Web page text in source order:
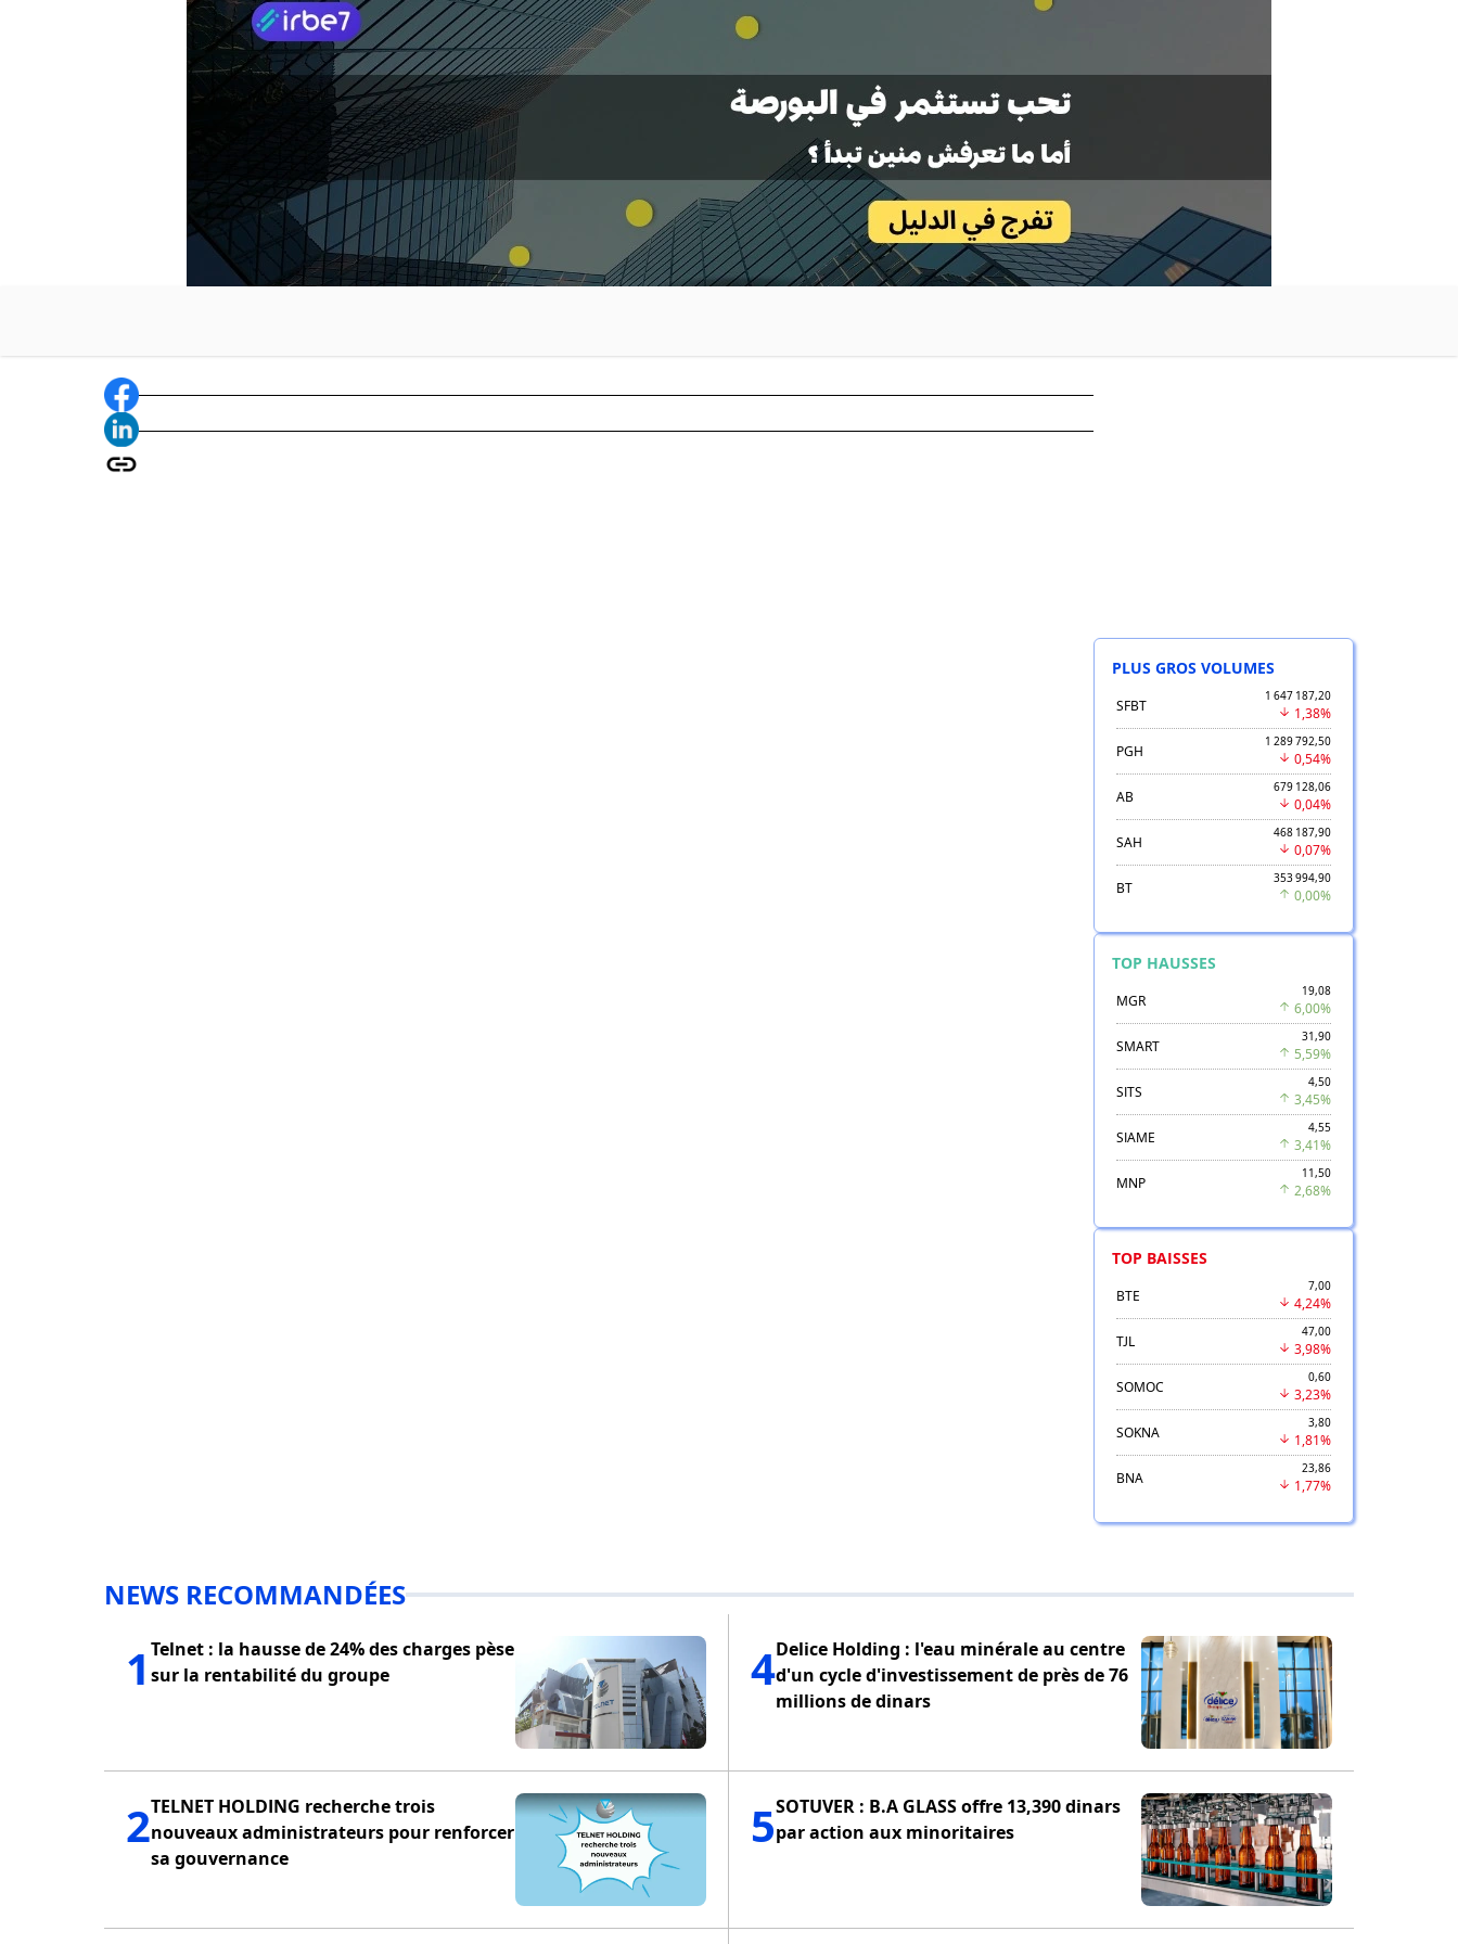
PLUS GROS VOLUMES
SFBT
1 647 187,20
1,38%
PGH
1 289 792,50
0,54%
AB
679 128,06
0,04%
SAH
468 187,90
0,07%
BT
353 994,90
0,00%
TOP HAUSSES
MGR
19,08
6,00%
SMART
31,90
5,59%
SITS
4,50
3,45%
SIAME
4,55
3,41%
MNP
11,50
2,68%
TOP BAISSES
BTE
7,00
4,24%
TJL
47,00
3,98%
SOMOC
0,60
3,23%
SOKNA
3,80
1,81%
BNA
23,86
1,77%
NEWS RECOMMANDÉES
1 Telnet : la hausse de 24% des charges pèse
sur la rentabilité du groupe
2TELNET HOLDING recherche trois
nouveaux administrateurs pour renforcer
sa gouvernance
4Delice Holding : l'eau minérale au centre
d'un cycle d'investissement de près de 76
millions de dinars
5SOTUVER : B.A GLASS offre 13,390 dinars
par action aux minoritaires